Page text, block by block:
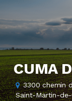
CUMA
3300 chemin
Saint-Martin-de-